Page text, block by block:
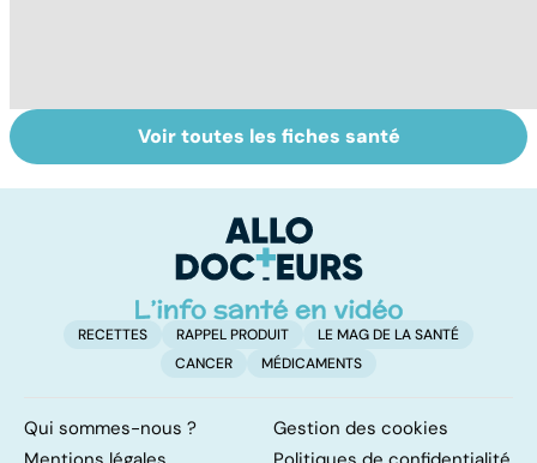
Tout savoir sur
les infections
Pollution de l'air :
sommes-nous
Voir toutes les fiches santé
RECETTES RAPPEL PRODUIT
LE MAG DE LA SANTÉ
CANCER
MÉDICAMENTS
Qui sommes-nous ?
Gestion des cookies